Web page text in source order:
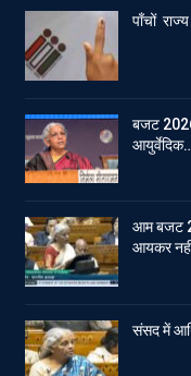
पाँचों
बजट
आम बजट
आयकर
संसद में